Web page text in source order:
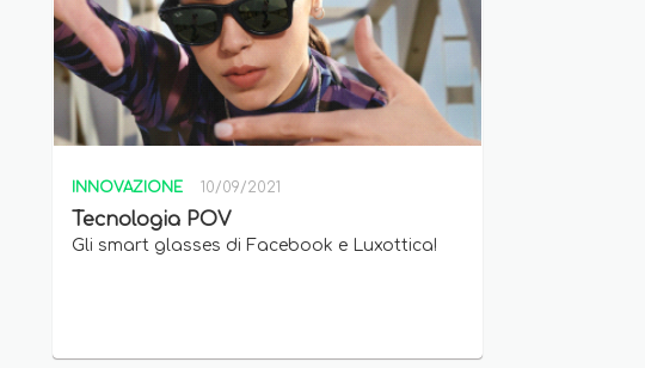
INNOVAZIONE 10/09/2021
Tecnologia POV
Gli smart glasses di Facebook e Luxottica!